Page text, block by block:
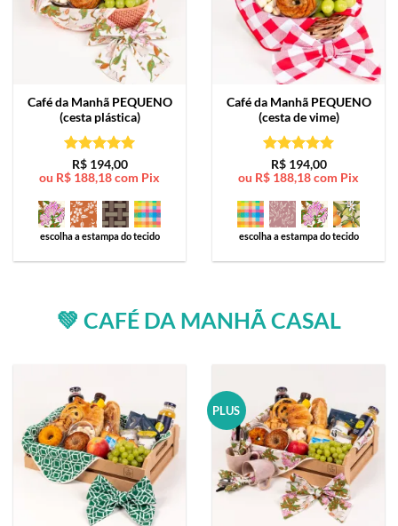
Café da Manhã PEQUENO
(cesta plástica)
Avaliação5
de 5
R$194,00
ou R$ 188,18com Pix
escolha a estampa do tecido
Café da Manhã PEQUENO
(cesta de vime)
Avaliação5
de 5
R$194,00
ou R$ 188,18com Pix
escolha a estampa do tecido
💚 CAFÉ DA MANHÃ CASAL
PLUS